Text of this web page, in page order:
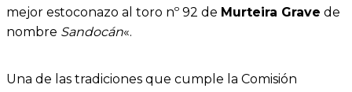
mejor estoconazo al toro nº 92 de Murteira Grave de
nombre Sandocán«.
Una de las tradiciones que cumple la Comisión